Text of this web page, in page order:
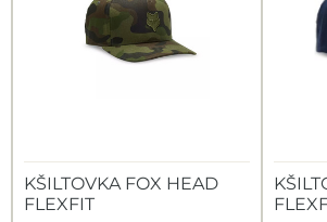
KŠILTOVKA FOX HEAD
FLEXFIT